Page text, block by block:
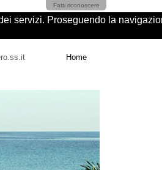
Fatti riconoscere
Home
servizi. Proseguendo la